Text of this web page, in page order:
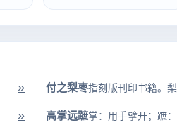
» 付之梨枣
» 高掌远蹠